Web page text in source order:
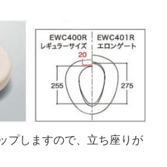
プしますので、立ち座りが